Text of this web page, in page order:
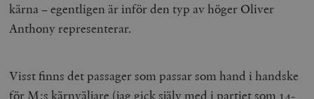
kärna – egentligen är inför den typ av höger Oliver
Anthony representerar.
Visst finns det passager som passar som hand i handske
för M:s kärnväljare (jag gick själv med i partiet som 14-